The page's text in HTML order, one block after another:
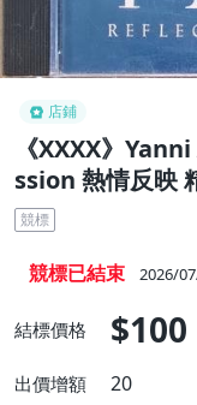
店鋪
《XXXX》
ssion 熱情反映
競標
競標已結束 2026/
結標價格 $100
出價增額 20